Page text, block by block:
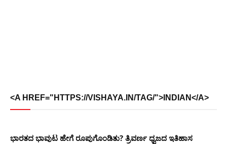
<A HREF="HTTPS://VISHAYA.IN/TAG/">INDIAN</A>
ಭಾರತದ ಭಾವುಟ ಹೇಗೆ ರೂಪುಗೊಂಡಿತು? ತ್ರಿವರ್ಣ ಧ್ವಜದ ಇತಿಹಾಸ